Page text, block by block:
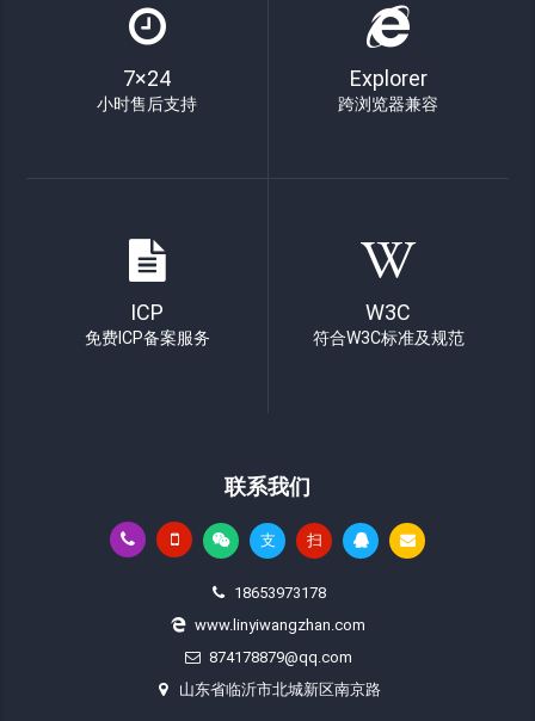
7×24
小时售后支持
Explorer
跨浏览器兼容
ICP
免费ICP备案服务
W3C
符合W3C标准及规范
联系我们
支 扫
18653973178
www.linyiwangzhan.com
874178879@qq.com
山东省临沂市北城新区南京路